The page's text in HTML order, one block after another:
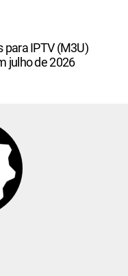
para IPTV (M3U)
julho de 2026